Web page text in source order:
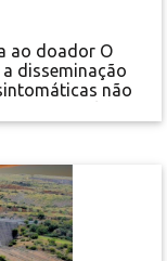
ao doador O
disseminação
não
Para evitar que
as...